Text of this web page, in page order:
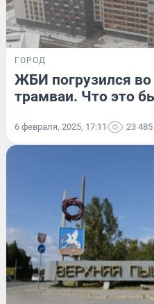
ГОРОД
ЖБИ погрузился во
трамваи. Что это
6 февраля, 2025, 17:11 23 485